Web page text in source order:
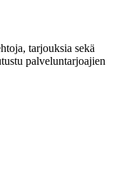
tarjouksia sekä
palveluntarjoajien